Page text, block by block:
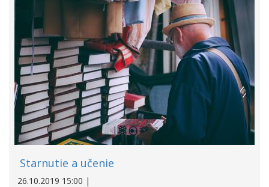
Starnutie a učenie
26.10.2019 15:00 |